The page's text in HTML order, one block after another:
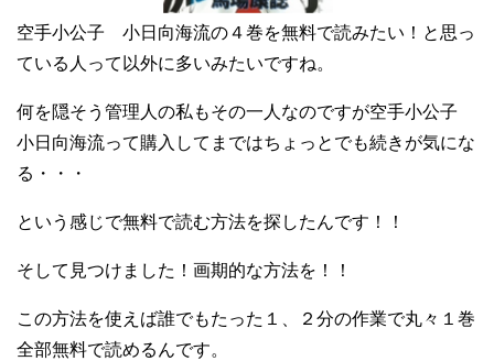
空手小公子 小日向海流の４巻を無料で読みたい！と思っ
ている人って以外に多いみたいですね。
何を隠そう管理人の私もその一人なのですが空手小公子
小日向海流って購入してまではちょっとでも続きが気にな
る・・・
という感じで無料で読む方法を探したんです！！
そして見つけました！画期的な方法を！！
この方法を使えば誰でもたった１、２分の作業で丸々１巻
全部無料で読めるんです。